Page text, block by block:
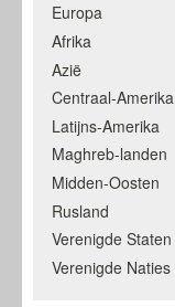
Europa
Afrika
Azië
Centraal-Amerika
Latijns-Amerika
Maghreb-landen
Midden-Oosten
Rusland
Verenigde Staten
Verenigde Naties